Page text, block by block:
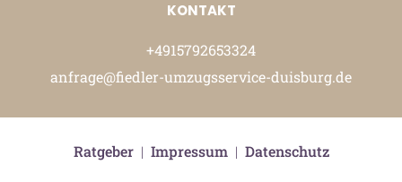
KONTAKT
+4915792653324
anfrage@fiedler-umzugsservice-duisburg.de
Ratgeber| Impressum| Datenschutz